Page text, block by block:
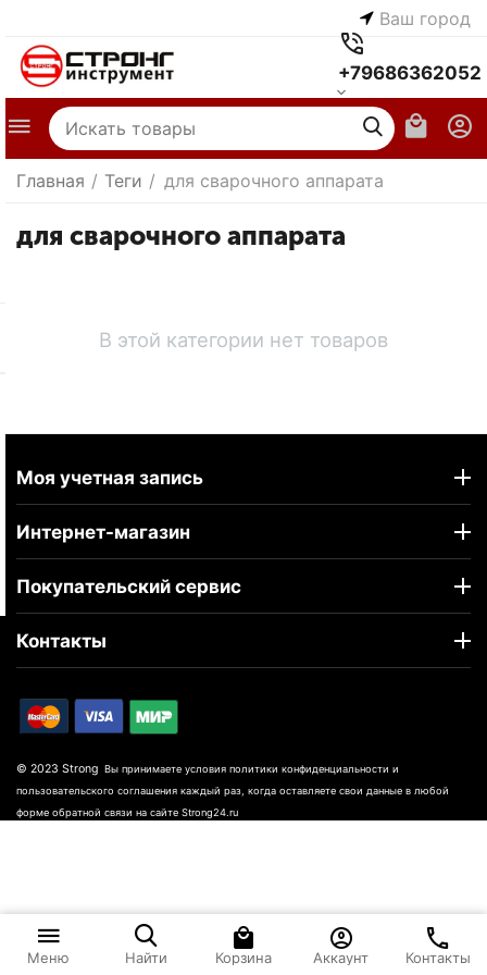
Ваш город
+79686362052
Главная / Теги / для сварочного аппарата
для сварочного аппарата
В этой категории нет товаров
Моя учетная запись
Интернет-магазин
Покупательский сервис
Контакты
© 2023 Strong Вы принимаете условия политики конфиденциальности и
пользовательского соглашения каждый раз, когда оставляете свои данные в любой
форме обратной связи на сайте Strong24.ru
Меню Найти Корзина Аккаунт Контакты